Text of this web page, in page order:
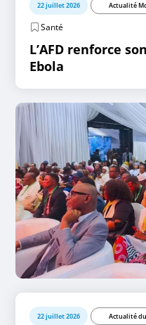
22 juillet 2026 Actualité
Santé
L’AFD renforce
Ebola
22 juillet 2026 Actualité